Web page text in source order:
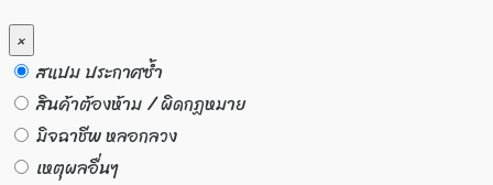
×
สแปม ประกาศซ้ำ
สินค้าต้องห้าม / ผิดกฏหมาย
มิจฉาชีพ หลอกลวง
เหตุผลอื่นๆ